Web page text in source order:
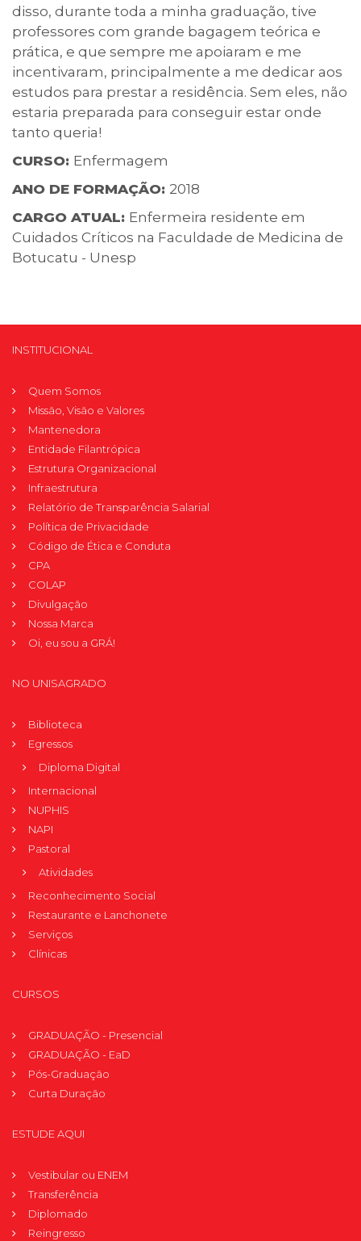
Internacionalização
UATI
disso, durante toda a minha graduação, tive
professores com grande bagagem teórica e
prática, e que sempre me apoiaram e me
incentivaram, principalmente a me dedicar aos
estudos para prestar a residência. Sem eles, não
estaria preparada para conseguir estar onde
tanto queria!
CURSO: Enfermagem
ANO DE FORMAÇÃO: 2018
CARGO ATUAL: Enfermeira residente em
Cuidados Críticos na Faculdade de Medicina de
Botucatu - Unesp
INSTITUCIONAL
Quem Somos
Missão, Visão e Valores
Mantenedora
Entidade Filantrópica
Estrutura Organizacional
Infraestrutura
Relatório de Transparência Salarial
Política de Privacidade
Código de Ética e Conduta
CPA
COLAP
Divulgação
Nossa Marca
Oi, eu sou a GRÁ!
NO UNISAGRADO
Biblioteca
Egressos
Diploma Digital
Internacional
NUPHIS
NAPI
Pastoral
Atividades
Reconhecimento Social
Restaurante e Lanchonete
Serviços
Clínicas
CURSOS
GRADUAÇÃO - Presencial
GRADUAÇÃO - EaD
Pós-Graduação
Curta Duração
ESTUDE AQUI
Vestibular ou ENEM
Transferência
Diplomado
Reingresso